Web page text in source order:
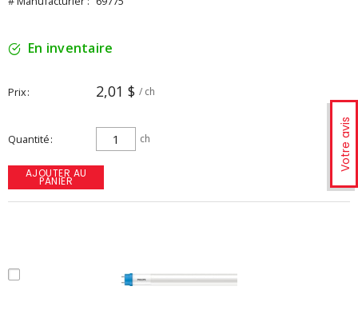
Votre avis
En inventaire
Prix 2,01 $ / ch
Quantité ch
AJOUTER AU
PANIER